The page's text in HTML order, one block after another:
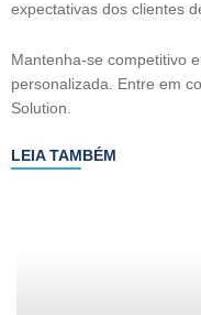
expectativas dos clientes
Mantenha-se competitivo
personalizada. Entre em
Solution.
LEIA TAMBÉM